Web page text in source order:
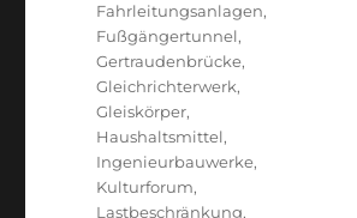
Fahrleitungsanlagen,
Fußgängertunnel,
Gertraudenbrücke,
Gleichrichterwerk,
Gleiskörper,
Haushaltsmittel,
Ingenieurbauwerke,
Kulturforum,
Lastbeschränkung,